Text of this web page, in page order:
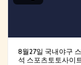
8월27일 국내야구
석 스포츠토토사이